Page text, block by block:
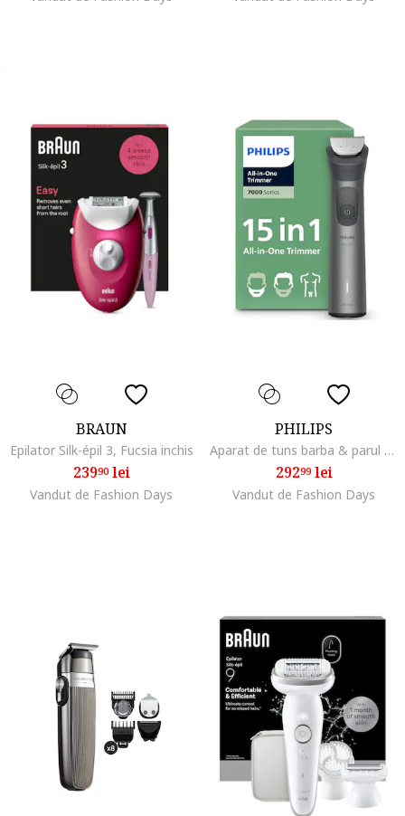
BRAUN
Epilator Silk-épil 3, Fucsia inchis
23990lei
Vandut de Fashion Days
PHILIPS
Aparat de tuns barba & parul de pe cap si corp 15in1 Multigroom All in One MG7940/15, autonomie 120 min, 22 setari de lungime: 0,5-16 mm All-in-One, 3 capete trimmer specializate (detalii, nas, corp), husa, 100% waterproof, MG7935/15
29299lei
Vandut de Fashion Days